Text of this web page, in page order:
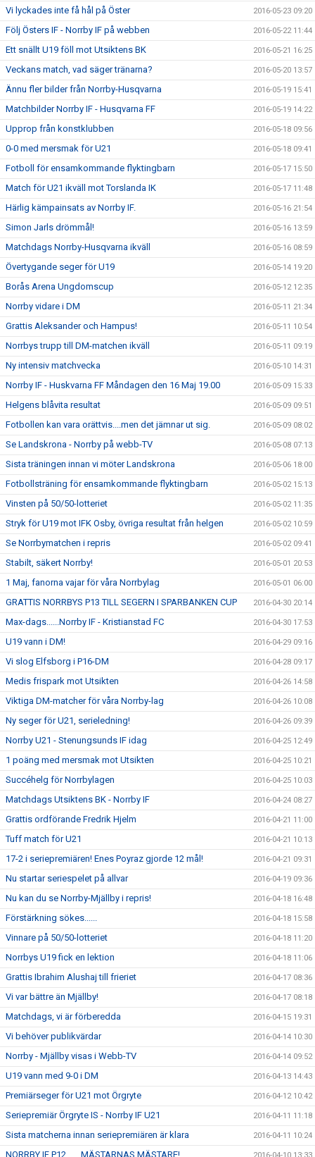
Vi lyckades inte få hål på Öster 2016-05-23 09:20
Följ Östers IF - Norrby IF på webben 2016-05-22 11:44
Ett snällt U19 föll mot Utsiktens BK 2016-05-21 16:25
Veckans match, vad säger tränarna? 2016-05-20 13:57
Ännu fler bilder från Norrby-Husqvarna 2016-05-19 15:41
Matchbilder Norrby IF - Husqvarna FF 2016-05-19 14:22
Upprop från konstklubben 2016-05-18 09:56
0-0 med mersmak för U21 2016-05-18 09:41
Fotboll för ensamkommande flyktingbarn 2016-05-17 15:50
Match för U21 ikväll mot Torslanda IK 2016-05-17 11:48
Härlig kämpainsats av Norrby IF. 2016-05-16 21:54
Simon Jarls drömmål! 2016-05-16 13:59
Matchdags Norrby-Husqvarna ikväll 2016-05-16 08:59
Övertygande seger för U19 2016-05-14 19:20
Borås Arena Ungdomscup 2016-05-12 12:35
Norrby vidare i DM 2016-05-11 21:34
Grattis Aleksander och Hampus! 2016-05-11 10:54
Norrbys trupp till DM-matchen ikväll 2016-05-11 09:19
Ny intensiv matchvecka 2016-05-10 14:31
Norrby IF - Huskvarna FF Måndagen den 16 Maj 19.00 2016-05-09 15:33
Helgens blåvita resultat 2016-05-09 09:51
Fotbollen kan vara orättvis....men det jämnar ut sig. 2016-05-09 08:02
Se Landskrona - Norrby på webb-TV 2016-05-08 07:13
Sista träningen innan vi möter Landskrona 2016-05-06 18:00
Fotbollsträning för ensamkommande flyktingbarn 2016-05-02 15:13
Vinsten på 50/50-lotteriet 2016-05-02 11:35
Stryk för U19 mot IFK Osby, övriga resultat från helgen 2016-05-02 10:59
Se Norrbymatchen i repris 2016-05-02 09:41
Stabilt, säkert Norrby! 2016-05-01 20:53
1 Maj, fanorna vajar för våra Norrbylag 2016-05-01 06:00
GRATTIS NORRBYS P13 TILL SEGERN I SPARBANKEN CUP 2016-04-30 20:14
Max-dags......Norrby IF - Kristianstad FC 2016-04-30 17:53
U19 vann i DM! 2016-04-29 09:16
Vi slog Elfsborg i P16-DM 2016-04-28 09:17
Medis frispark mot Utsikten 2016-04-26 14:58
Viktiga DM-matcher för våra Norrby-lag 2016-04-26 10:08
Ny seger för U21, serieledning! 2016-04-26 09:39
Norrby U21 - Stenungsunds IF idag 2016-04-25 12:49
1 poäng med mersmak mot Utsikten 2016-04-25 10:21
Succéhelg för Norrbylagen 2016-04-25 10:03
Matchdags Utsiktens BK - Norrby IF 2016-04-24 08:27
Grattis ordförande Fredrik Hjelm 2016-04-21 11:00
Tuff match för U21 2016-04-21 10:13
17-2 i seriepremiären! Enes Poyraz gjorde 12 mål! 2016-04-21 09:31
Nu startar seriespelet på allvar 2016-04-19 09:36
Nu kan du se Norrby-Mjällby i repris! 2016-04-18 16:48
Förstärkning sökes...... 2016-04-18 15:58
Vinnare på 50/50-lotteriet 2016-04-18 11:20
Norrbys U19 fick en lektion 2016-04-18 11:06
Grattis Ibrahim Alushaj till frieriet 2016-04-17 08:36
Vi var bättre än Mjällby! 2016-04-17 08:18
Matchdags, vi är förberedda 2016-04-15 19:31
Vi behöver publikvärdar 2016-04-14 10:30
Norrby - Mjällby visas i Webb-TV 2016-04-14 09:52
U19 vann med 9-0 i DM 2016-04-13 14:43
Premiärseger för U21 mot Örgryte 2016-04-12 10:42
Seriepremiär Örgryte IS - Norrby IF U21 2016-04-11 11:18
Sista matcherna innan seriepremiären är klara 2016-04-11 10:24
NORRBY IF P12.......MÄSTARNAS MÄSTARE! 2016-04-10 13:33